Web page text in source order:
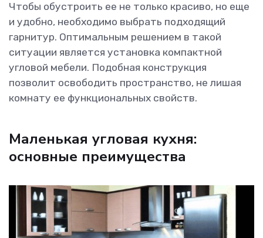
Чтобы обустроить ее не только красиво, но еще
и удобно, необходимо выбрать подходящий
гарнитур. Оптимальным решением в такой
ситуации является установка компактной
угловой мебели. Подобная конструкция
позволит освободить пространство, не лишая
комнату ее функциональных свойств.
Маленькая угловая кухня:
основные преимущества